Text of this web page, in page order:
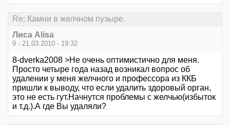
Re: Камни в желчном пузыре.
Лиса Alisa
9 - 21.03.2010 - 19:32
8-dverka2008 >Не очень оптимистично для меня.
Просто четыре года назад возникал вопрос об
удалении у меня желчного и профессора из ККБ
пришли к выводу, что если удалить здоровый орган,
это не есть гут.Начнутся проблемы с желчью(избыток
и т.д.).А где Вы удаляли?